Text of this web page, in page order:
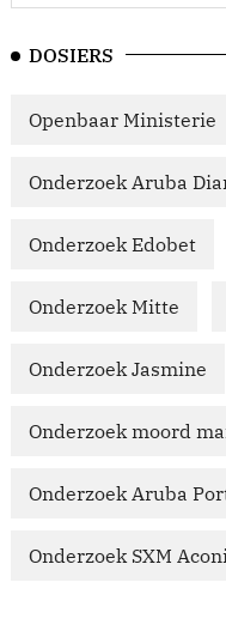
DOSIERS
Openbaar Ministerie
Onderzoek Aruba
Onderzoek Edobet
Onderzoek Mitte
Onderzoek Jasmine
Onderzoek moord
Onderzoek Aruba
Onderzoek SXM